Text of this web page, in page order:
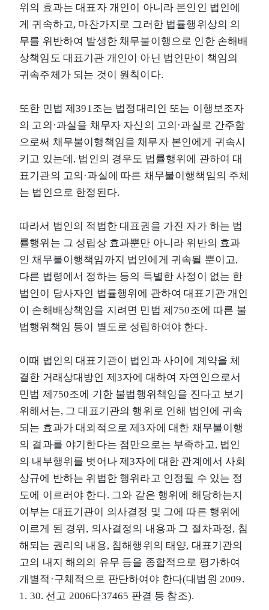
위의 효과는 대표자 개인이 아니라 본인인 법인에
게 귀속하고, 마찬가지로 그러한 법률행위상의 의
무를 위반하여 발생한 채무불이행으로 인한 손해배
상책임도 대표기관 개인이 아닌 법인만이 책임의
귀속주체가 되는 것이 원칙이다.
또한 민법 제391조는 법정대리인 또는 이행보조자
의 고의·과실을 채무자 자신의 고의·과실로 간주함
으로써 채무불이행책임을 채무자 본인에게 귀속시
키고 있는데, 법인의 경우도 법률행위에 관하여 대
표기관의 고의·과실에 따른 채무불이행책임의 주체
는 법인으로 한정된다.
따라서 법인의 적법한 대표권을 가진 자가 하는 법
률행위는 그 성립상 효과뿐만 아니라 위반의 효과
인 채무불이행책임까지 법인에게 귀속될 뿐이고,
다른 법령에서 정하는 등의 특별한 사정이 없는 한
법인이 당사자인 법률행위에 관하여 대표기관 개인
이 손해배상책임을 지려면 민법 제750조에 따른 불
법행위책임 등이 별도로 성립하여야 한다.
이때 법인의 대표기관이 법인과 사이에 계약을 체
결한 거래상대방인 제3자에 대하여 자연인으로서
민법 제750조에 기한 불법행위책임을 진다고 보기
위해서는, 그 대표기관의 행위로 인해 법인에 귀속
되는 효과가 대외적으로 제3자에 대한 채무불이행
의 결과를 야기한다는 점만으로는 부족하고, 법인
의 내부행위를 벗어나 제3자에 대한 관계에서 사회
상규에 반하는 위법한 행위라고 인정될 수 있는 정
도에 이르러야 한다. 그와 같은 행위에 해당하는지
여부는 대표기관이 의사결정 및 그에 따른 행위에
이르게 된 경위, 의사결정의 내용과 그 절차과정, 침
해되는 권리의 내용, 침해행위의 태양, 대표기관의
고의 내지 해의의 유무 등을 종합적으로 평가하여
개별적·구체적으로 판단하여야 한다(대법원 2009.
1. 30. 선고 2006다37465 판결 등 참조).